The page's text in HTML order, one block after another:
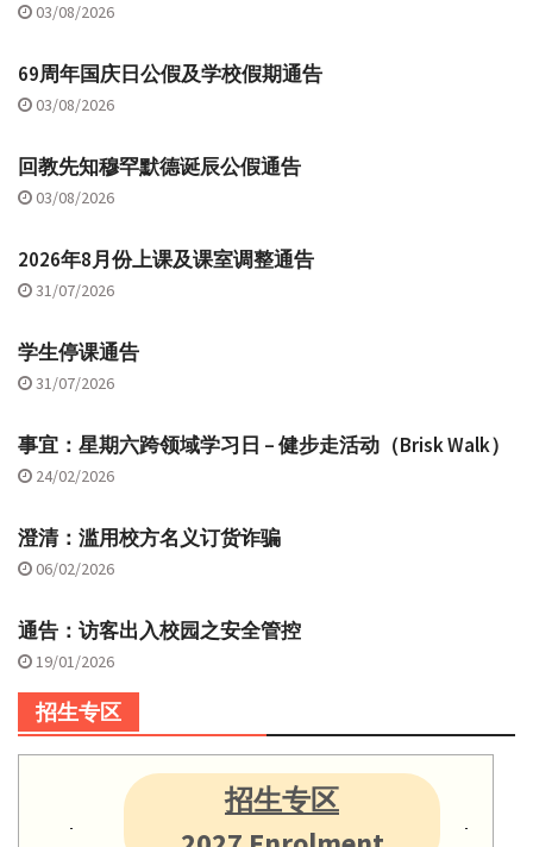
03/08/2026
69周年国庆日公假及学校假期通告
03/08/2026
回教先知穆罕默德诞辰公假通告
03/08/2026
2026年8月份上课及课室调整通告
31/07/2026
学生停课通告
31/07/2026
事宜：星期六跨领域学习日 – 健步走活动（Brisk Walk）
24/02/2026
澄清：滥用校方名义订货诈骗
06/02/2026
通告：访客出入校园之安全管控
19/01/2026
招生专区
招生专区